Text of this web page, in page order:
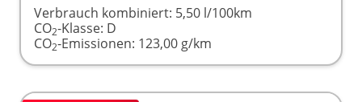
Verbrauch kombiniert: 5,50 l/100km
CO2-Klasse: D
CO2-Emissionen: 123,00 g/km